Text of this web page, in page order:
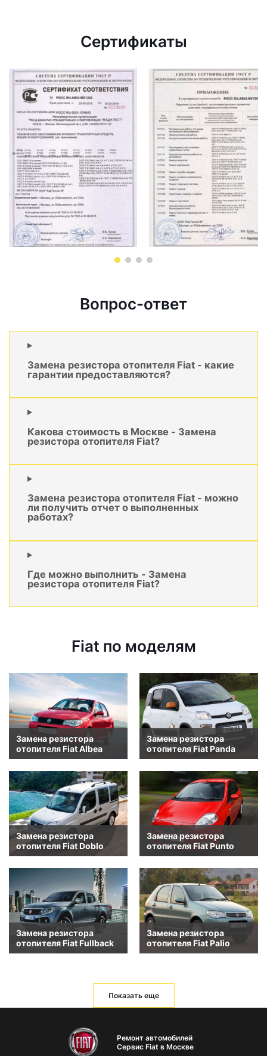
Сертификаты
Вопрос-ответ
Замена резистора отопителя Fiat - какие
гарантии предоставляются?
Какова стоимость в Москве - Замена
резистора отопителя Fiat?
Замена резистора отопителя Fiat - можно
ли получить отчет о выполненных
работах?
Где можно выполнить - Замена
резистора отопителя Fiat?
Fiat по моделям
Замена резистора
отопителя Fiat Albea
Замена резистора
отопителя Fiat Panda
Замена резистора
отопителя Fiat Doblo
Замена резистора
отопителя Fiat Punto
Замена резистора
отопителя Fiat Fullback
Замена резистора
отопителя Fiat Palio
Показать еще
Ремонт автомобилей
Сервис Fiat в Москве